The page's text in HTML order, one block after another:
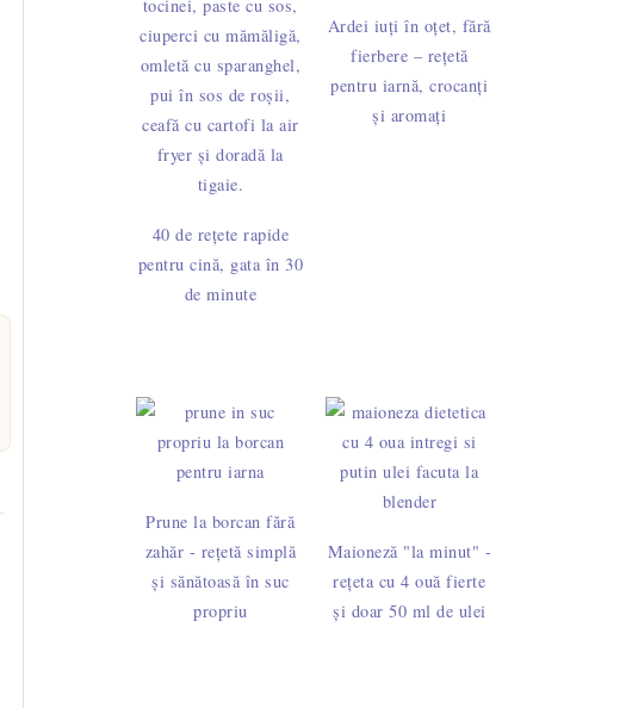
40 de rețete rapide
pentru cină, gata în 30
de minute
Ardei iuți în oțet, fără
fierbere – rețetă
pentru iarnă, crocanți
și aromați
Prune la borcan fără
zahăr - rețetă simplă
și sănătoasă în suc
propriu
Maioneză "la minut" -
rețeta cu 4 ouă fierte
și doar 50 ml de ulei